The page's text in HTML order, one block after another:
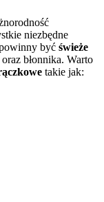
niezbędne
być świeże
błonnika. Warto
takie jak: